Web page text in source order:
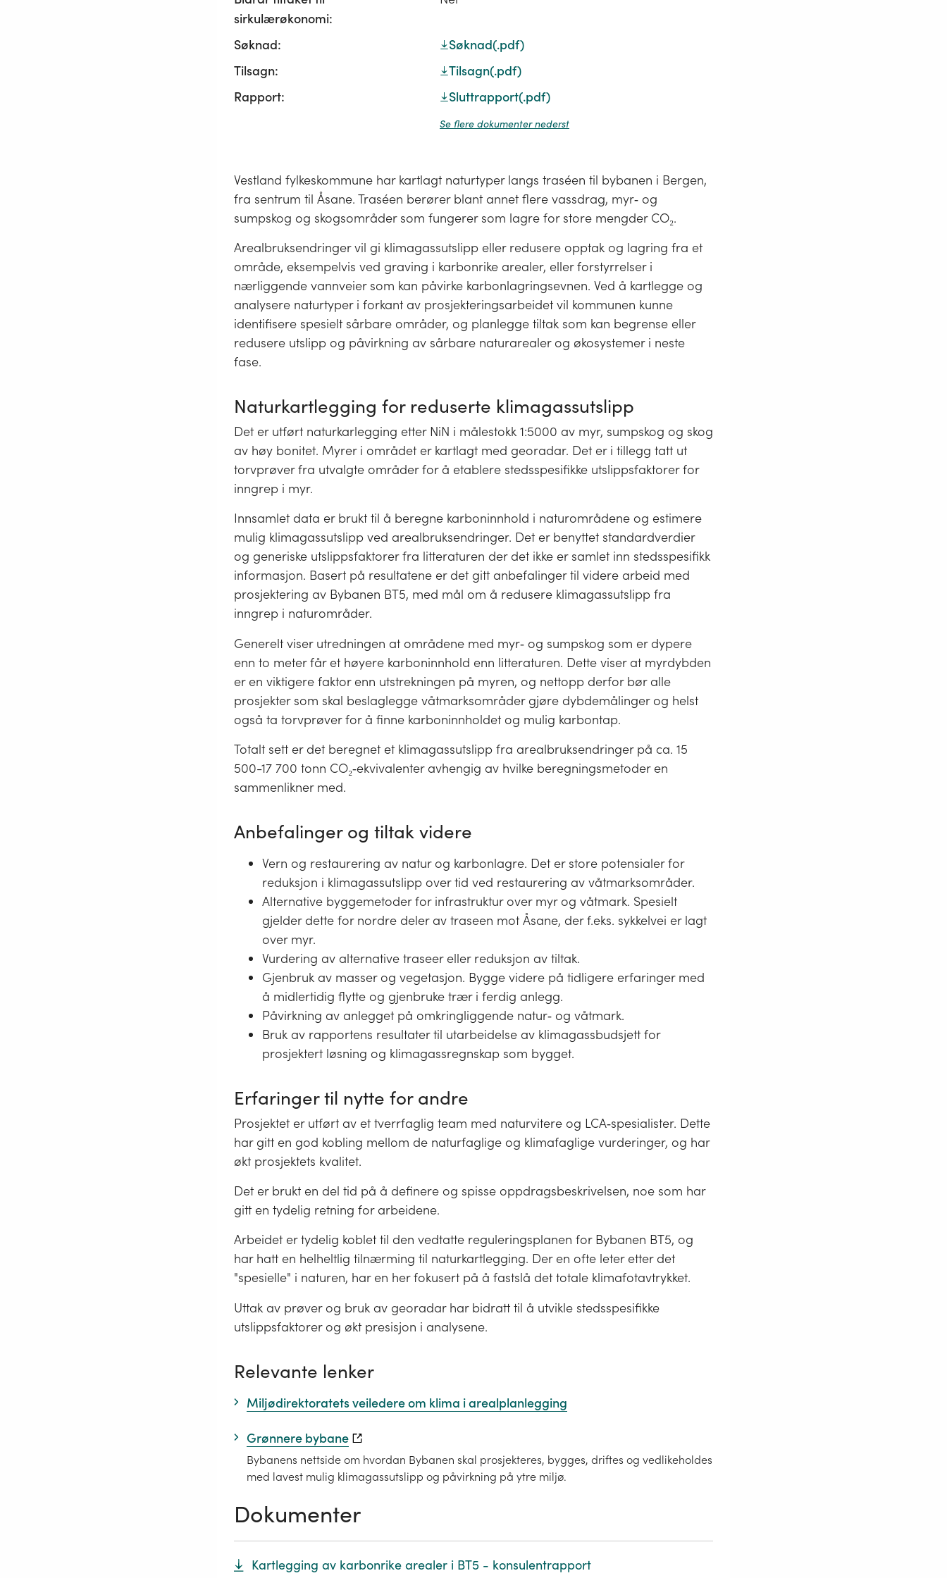
sirkulærøkonomi:
Søknad: Søknad(.pdf)
Tilsagn:
Tilsagn(.pdf)
Rapport:
Sluttrapport(.pdf)
Se flere dokumenter nederst
Vestland fylkeskommune har kartlagt naturtyper langs traséen til bybanen i Bergen,
fra sentrum til Åsane. Traséen berører blant annet flere vassdrag, myr‐ og
sumpskog og skogsområder som fungerer som lagre for store mengder CO₂.
Arealbruksendringer vil gi klimagassutslipp eller redusere opptak og lagring fra et
område, eksempelvis ved graving i karbonrike arealer, eller forstyrrelser i
nærliggende vannveier som kan påvirke karbonlagringsevnen. Ved å kartlegge og
analysere naturtyper i forkant av prosjekteringsarbeidet vil kommunen kunne
identifisere spesielt sårbare områder, og planlegge tiltak som kan begrense eller
redusere utslipp og påvirkning av sårbare naturarealer og økosystemer i neste
fase.
Naturkartlegging for reduserte klimagassutslipp
Det er utført naturkarlegging etter NiN i målestokk 1:5000 av myr, sumpskog og skog
av høy bonitet. Myrer i området er kartlagt med georadar. Det er i tillegg tatt ut
torvprøver fra utvalgte områder for å etablere stedsspesifikke utslippsfaktorer for
inngrep i myr.
Innsamlet data er brukt til å beregne karboninnhold i naturområdene og estimere
mulig klimagassutslipp ved arealbruksendringer. Det er benyttet standardverdier
og generiske utslippsfaktorer fra litteraturen der det ikke er samlet inn stedsspesifikk
informasjon. Basert på resultatene er det gitt anbefalinger til videre arbeid med
prosjektering av Bybanen BT5, med mål om å redusere klimagassutslipp fra
inngrep i naturområder.
Generelt viser utredningen at områdene med myr‐ og sumpskog som er dypere
enn to meter får et høyere karboninnhold enn litteraturen. Dette viser at myrdybden
er en viktigere faktor enn utstrekningen på myren, og nettopp derfor bør alle
prosjekter som skal beslaglegge våtmarksområder gjøre dybdemålinger og helst
også ta torvprøver for å finne karboninnholdet og mulig karbontap.
Totalt sett er det beregnet et klimagassutslipp fra arealbruksendringer på ca. 15
500-17 700 tonn CO₂‐ekvivalenter avhengig av hvilke beregningsmetoder en
sammenlikner med.
Anbefalinger og tiltak videre
Vern og restaurering av natur og karbonlagre. Det er store potensialer for
reduksjon i klimagassutslipp over tid ved restaurering av våtmarksområder.
Alternative byggemetoder for infrastruktur over myr og våtmark. Spesielt
gjelder dette for nordre deler av traseen mot Åsane, der f.eks. sykkelvei er lagt
over myr.
Vurdering av alternative traseer eller reduksjon av tiltak.
Gjenbruk av masser og vegetasjon. Bygge videre på tidligere erfaringer med
å midlertidig flytte og gjenbruke trær i ferdig anlegg.
Påvirkning av anlegget på omkringliggende natur‐ og våtmark.
Bruk av rapportens resultater til utarbeidelse av klimagassbudsjett for
prosjektert løsning og klimagassregnskap som bygget.
Erfaringer til nytte for andre
Prosjektet er utført av et tverrfaglig team med naturvitere og LCA‐spesialister. Dette
har gitt en god kobling mellom de naturfaglige og klimafaglige vurderinger, og har
økt prosjektets kvalitet.
Det er brukt en del tid på å definere og spisse oppdragsbeskrivelsen, noe som har
gitt en tydelig retning for arbeidene.
Arbeidet er tydelig koblet til den vedtatte reguleringsplanen for Bybanen BT5, og
har hatt en helheltlig tilnærming til naturkartlegging. Der en ofte leter etter det
"spesielle" i naturen, har en her fokusert på å fastslå det totale klimafotavtrykket.
Uttak av prøver og bruk av georadar har bidratt til å utvikle stedsspesifikke
utslippsfaktorer og økt presisjon i analysene.
Relevante lenker
Miljødirektoratets veiledere om klima i arealplanlegging
Grønnere bybane
Bybanens nettside om hvordan Bybanen skal prosjekteres, bygges, driftes og vedlikeholdes
med lavest mulig klimagassutslipp og påvirkning på ytre miljø.
Dokumenter
Kartlegging av karbonrike arealer i BT5 - konsulentrapport